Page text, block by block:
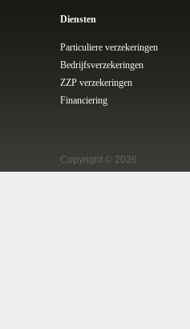
Diensten
Particuliere verzekeringen
Bedrijfsverzekeringen
ZZP verzekeringen
Financiering
Copyright © 2026